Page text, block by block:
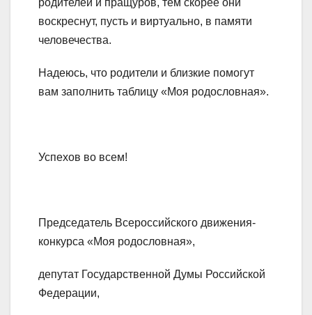
родителей и пращуров, тем скорее они
воскреснут, пусть и виртуально, в памяти
человечества.
Надеюсь, что родители и близкие помогут
вам заполнить таблицу «Моя родословная».
Успехов во всем!
Председатель Всероссийского движения-
конкурса «Моя родословная»,
депутат Государственной Думы Российской
Федерации,